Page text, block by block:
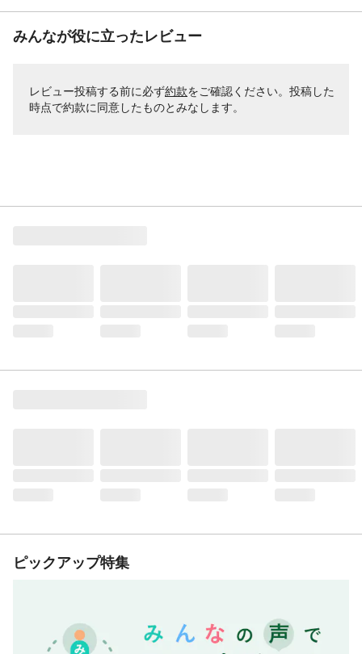
みんなが役に立ったレビュー
レビュー投稿する前に必ず約款をご確認ください。投稿した
時点で約款に同意したものとみなします。
ピックアップ特集